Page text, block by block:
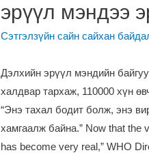
эрүүл мэндээ
Сэтгэлзүйн сайн сайхан
Дэлхийн эрүүл мэндийн
халдвар тархаж, 110000 хүн
“Энэ тахал бодит болж, энэ
хамгаалж байна.” Now that the
has become very real,” WHO